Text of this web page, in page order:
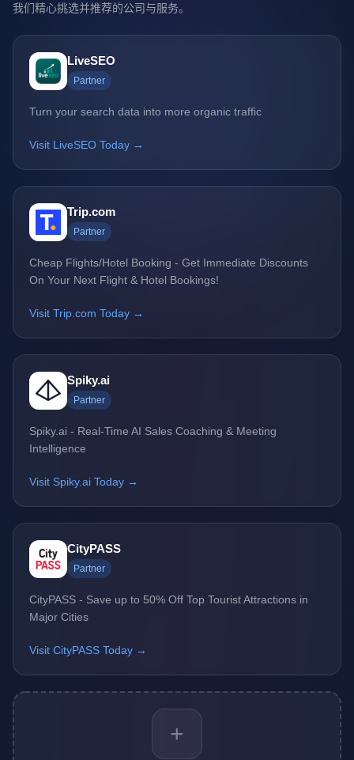
我们精心挑选并推荐的公司与服务。
LiveSEO
Partner
Turn your search data into more organic traffic
Visit LiveSEO Today →
Trip.com
Partner
Cheap Flights/Hotel Booking - Get Immediate Discounts
On Your Next Flight & Hotel Bookings!
Visit Trip.com Today →
Spiky.ai
Partner
Spiky.ai - Real-Time AI Sales Coaching & Meeting
Intelligence
Visit Spiky.ai Today →
CityPASS
Partner
CityPASS - Save up to 50% Off Top Tourist Attractions in
Major Cities
Visit CityPASS Today →
+